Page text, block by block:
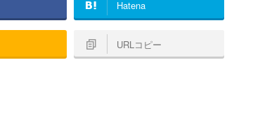
Hatena
URLコピー